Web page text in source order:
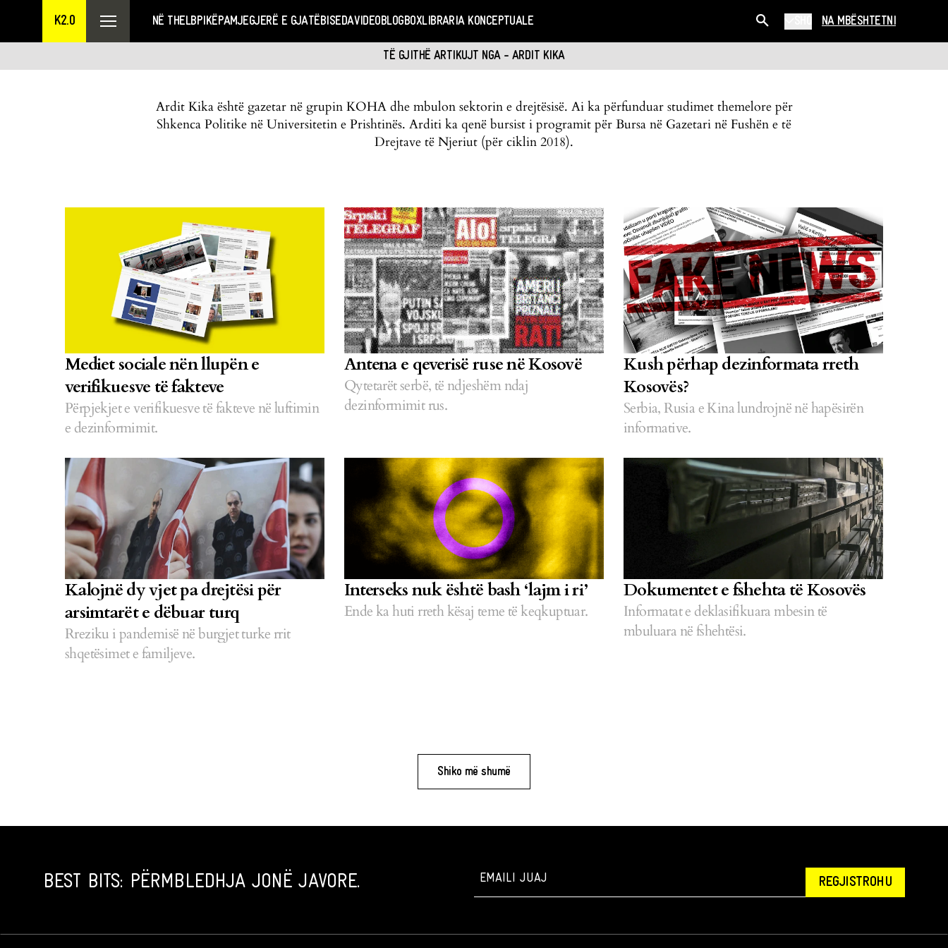
K2.0 NË THELBPIKËPAMJEGJERË E GJATËBISEDAVIDEOBLOGBOXLIBRARIA KONCEPTUALE NA MBËSHTETNI
TË GJITHË ARTIKUJT NGA - ARDIT KIKA
Ardit Kika është gazetar në grupin KOHA dhe mbulon sektorin e drejtësisë. Ai ka përfunduar studimet themelore për
Shkenca Politike në Universitetin e Prishtinës. Arditi ka qenë bursist i programit për Bursa në Gazetari në Fushën e të
Drejtave të Njeriut (për ciklin 2018).
Mediet sociale nën llupën e
verifikuesve të fakteve
Përpjekjet e verifikuesve të fakteve në luftimin
e dezinformimit.
Antena e qeverisë ruse në Kosovë
Qytetarët serbë, të ndjeshëm ndaj
dezinformimit rus.
Kush përhap dezinformata rreth
Kosovës?
Serbia, Rusia e Kina lundrojnë në hapësirën
informative.
Kalojnë dy vjet pa drejtësi për
arsimtarët e dëbuar turq
Rreziku i pandemisë në burgjet turke rrit
shqetësimet e familjeve.
Interseks nuk është bash ‘lajm i ri’
Ende ka huti rreth kësaj teme të keqkuptuar.
Dokumentet e fshehta të Kosovës
Informatat e deklasifikuara mbesin të
mbuluara në fshehtësi.
Shiko më shumë
BEST BITS: PËRMBLEDHJA JONË JAVORE. REGJISTROHU